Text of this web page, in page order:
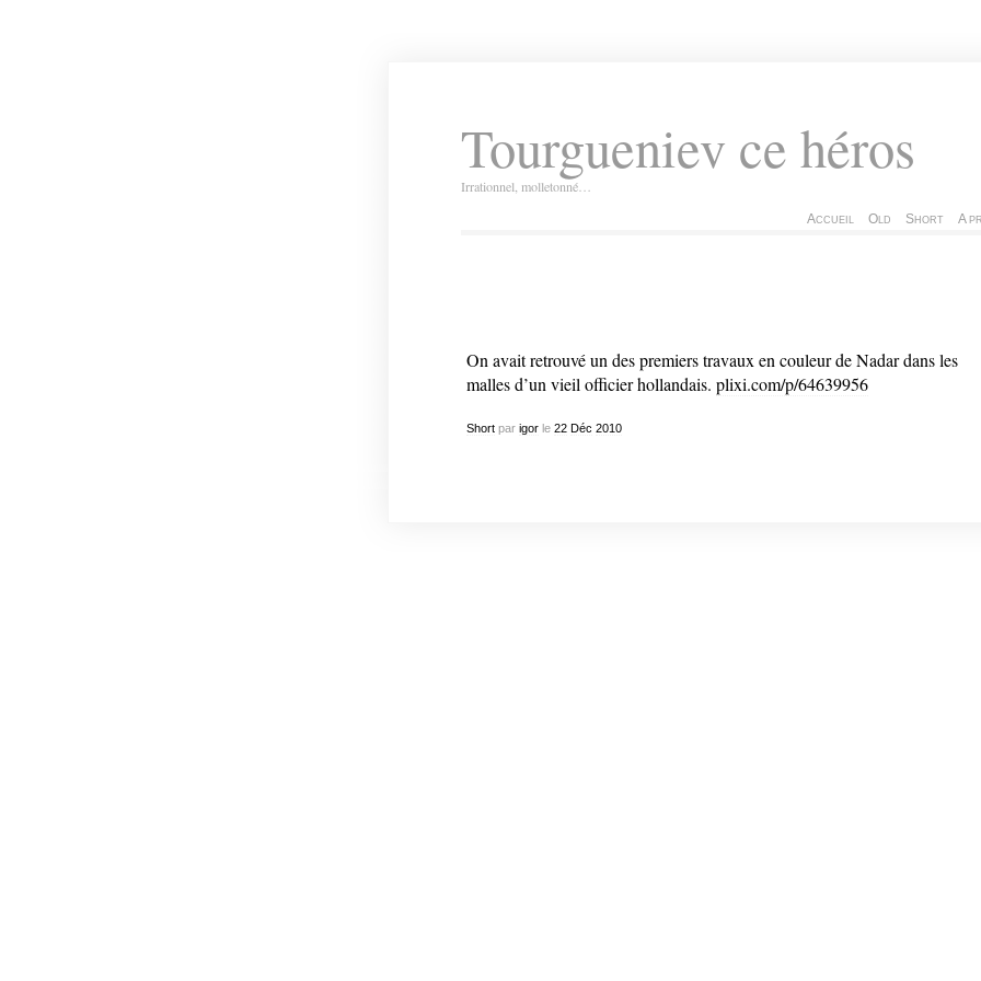
Tourgueniev ce héros
Irrationnel, molletonné…
Accueil Old Short A
On avait retrouvé un des premiers travaux en couleur de Nadar dans les
malles d’un vieil officier hollandais. plixi.com/p/64639956
Shortpar igorle 22 Déc 2010